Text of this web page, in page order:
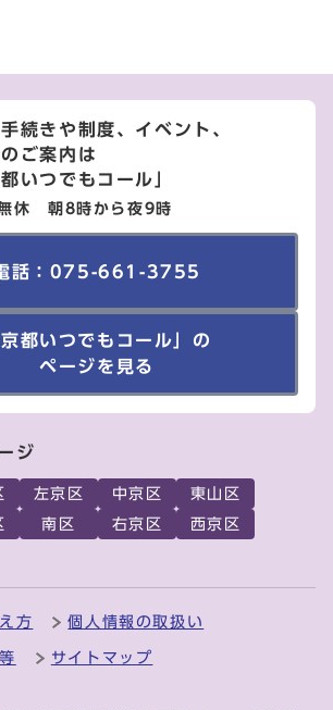
続きや制度、イベント、
ご案内は
都いつでもコール」
休 朝8時から夜9時
話：075-661-3755
京都いつでもコール」の
ページを見る
ジ
左京区 中京区
東山区
南区 右京区
西京区
方 個人情報の取扱い
サイトマップ